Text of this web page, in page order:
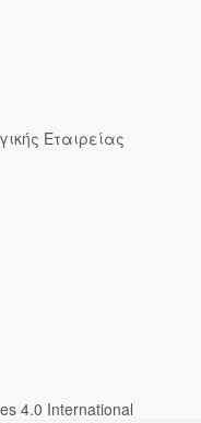
Εταιρείας
4.0 International